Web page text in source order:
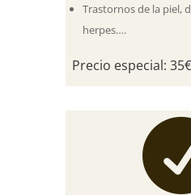
Trastornos de la piel,
herpes….
Precio especial: 35€